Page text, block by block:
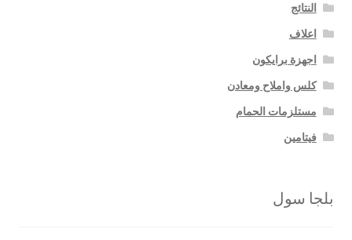
النتائج
اعلاف
اجهزة برايكون
كلس واملاح ومعادن
مستلزمات الحمام
فيتامين
بلجا سول